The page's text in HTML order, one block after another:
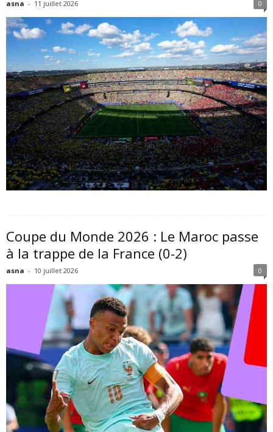
asna - 11 juillet 2026 0
Coupe du Monde 2026 : Le Maroc passe
à la trappe de la France (0-2)
asna - 10 juillet 2026 0